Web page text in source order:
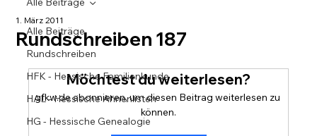
Alle Beiträge
Rundschreiben
HFK - Hessische Familienkunde
HAL - Hessische Ahnenlisten
HG - Hessische Genealogie
Rundschreiben 187
1. März 2011
Möchtest du weiterlesen?
gfkw.de abonnieren, um diesen Beitrag weiterlesen zu
können.